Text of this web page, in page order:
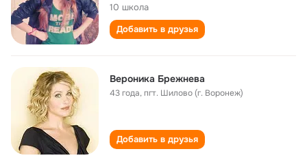
10 школа
Добавить в друзья
Вероника Брежнева
43 года,пгт. Шилово (г. Воронеж)
Добавить в друзья